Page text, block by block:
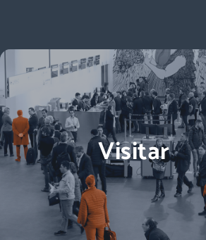
Visitar